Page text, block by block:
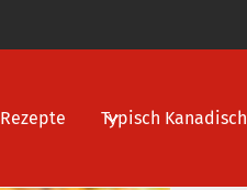
Rezepte Typisch Kanadisch